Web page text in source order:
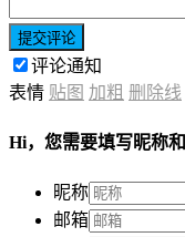
提交评论
评论通知
表情 贴图 加粗 删除线
Hi，您需要填写昵称和
昵称
邮箱